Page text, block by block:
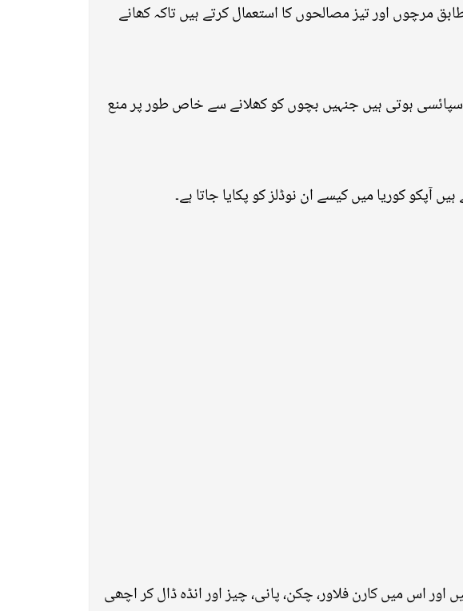
مرچوں اور تیز مصالحوں کا استعمال کرتے ہیں تاکہ کھانے
ہوتی ہیں جنہیں بچوں کو کھلانے سے خاص طور پر منع
آپکو کوریا میں کیسے ان نوڈلز کو پکایا جاتا ہے۔
اور اس میں کارن فلاور، چکن، پانی، چیز اور انڈہ ڈال کر اچھی